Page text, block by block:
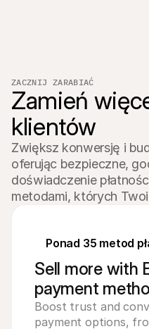
ZACZNIJ ZARABIAĆ
Zamień
klientów
Zwiększ konwersję i
oferując bezpieczne,
doświadczenie
metodami, których
Ponad 35 metod
Sell more with
payment
Boost trust and
payment options,